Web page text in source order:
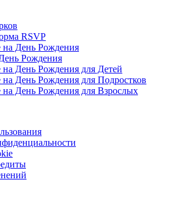
RSVP
День Рождения
Рождения
День Рождения для Детей
День Рождения для Подростков
День Рождения для Взрослых